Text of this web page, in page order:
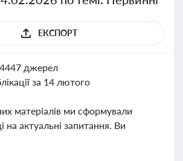
ЕКСПОРТ
джерел
за 14 лютого
матеріалів ми сформували
на актуальні запитання. Ви